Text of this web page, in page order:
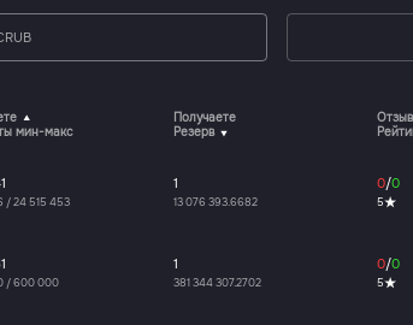
мин-макс
Получаете
Резерв
/24 515 453
1
13 076 393.6682
0/0
5
/600 000
1
381 344 307.2702
0/0
5